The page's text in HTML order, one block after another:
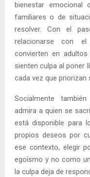
bienestar
familiares o de
resolver. Con el
relacionarse con
convierten en
sienten culpa al poner
cada vez que priorizan
Socialmente
admira a quien se
está disponible para
propios deseos por
ese contexto, elegir
egoísmo y no como
la culpa deja de